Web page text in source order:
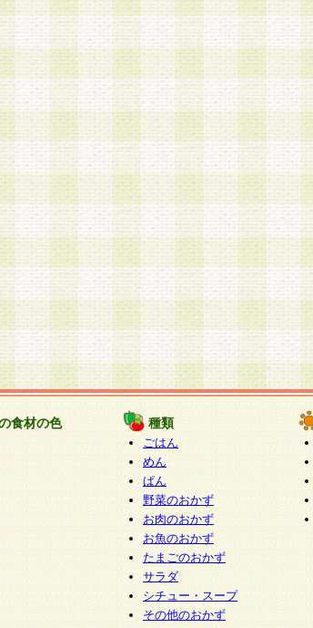
食材の色 種類
ごはん
めん
ぱん
野菜のおかず
お肉のおかず
お魚のおかず
たまごのおかず
サラダ
シチュー・スープ
その他のおかず